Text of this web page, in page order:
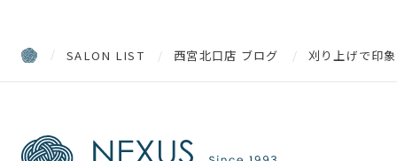
SALON LIST 西宮北口店 ブログ 刈り上げで印